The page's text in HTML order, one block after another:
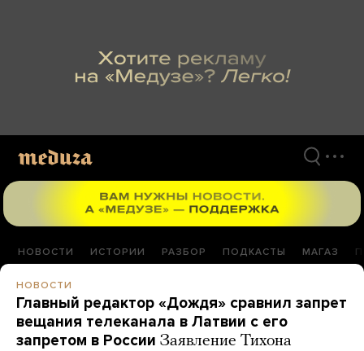
НОВОСТИ ИСТОРИИ РАЗБОР ПОДКАСТЫ МАГАЗ
НОВОСТИ
Главный редактор «Дождя» сравнил запрет
вещания телеканала в Латвии с его
запретом в России Заявление Тихона